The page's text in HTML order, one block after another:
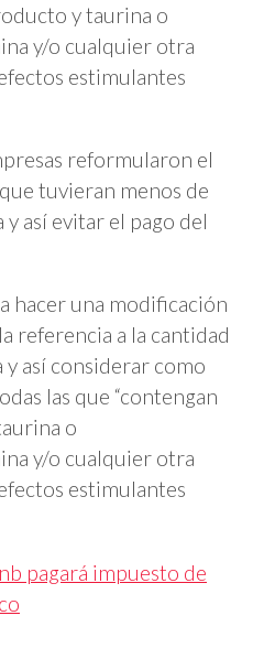
y taurina o
y/o cualquier otra
estimulantes
reformularon el
tuvieran menos de
así evitar el pago del
hacer una modificación
referencia a la cantidad
así considerar como
las que “contengan
o
y/o cualquier otra
estimulantes
pagará impuesto de